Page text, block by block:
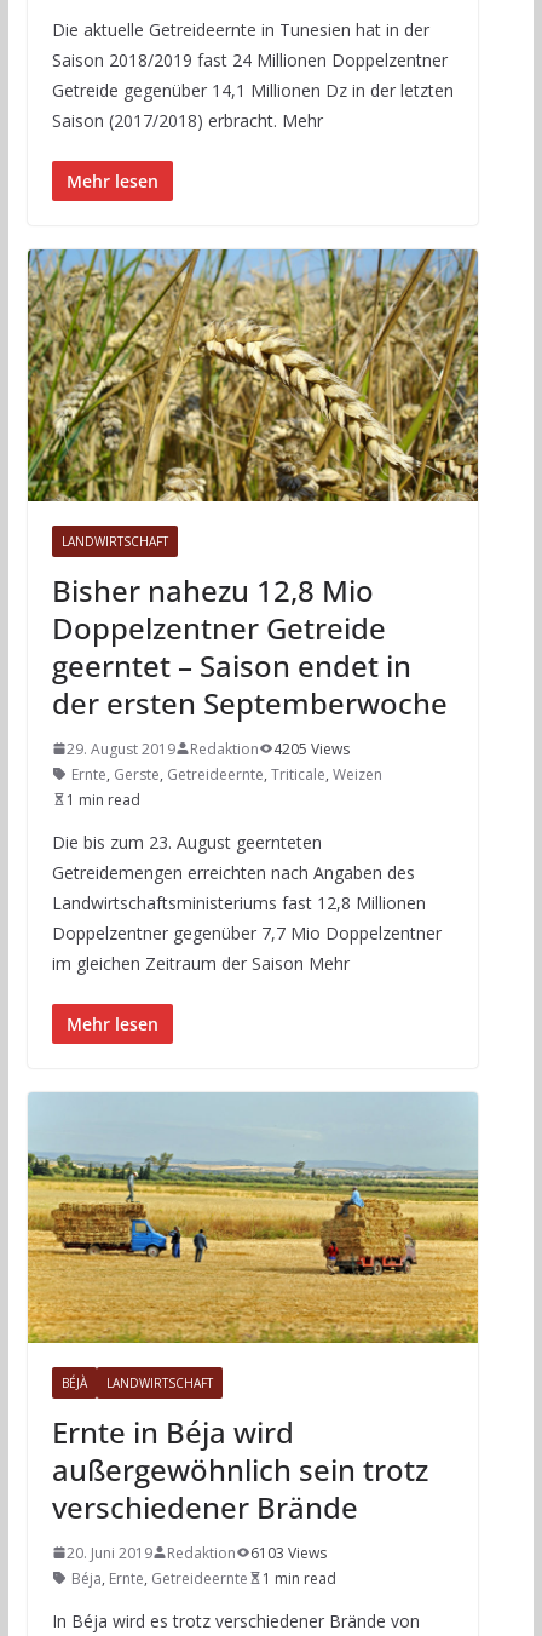
Die aktuelle Getreideernte in Tunesien hat in der
Saison 2018/2019 fast 24 Millionen Doppelzentner
Getreide gegenüber 14,1 Millionen Dz in der letzten
Saison (2017/2018) erbracht. Mehr
Mehr lesen
LANDWIRTSCHAFT
Bisher nahezu 12,8 Mio
Doppelzentner Getreide
geerntet – Saison endet in
der ersten Septemberwoche
29. August 2019 Redaktion
4205 Views
Ernte, Gerste, Getreideernte, Triticale, Weizen
1 min read
Die bis zum 23. August geernteten
Getreidemengen erreichten nach Angaben des
Landwirtschaftsministeriums fast 12,8 Millionen
Doppelzentner gegenüber 7,7 Mio Doppelzentner
im gleichen Zeitraum der Saison Mehr
Mehr lesen
BÉJÀ LANDWIRTSCHAFT
Ernte in Béja wird
außergewöhnlich sein trotz
verschiedener Brände
20. Juni 2019 Redaktion
6103 Views
Béja, Ernte, Getreideernte 1 min read
In Béja wird es trotz verschiedener Brände von